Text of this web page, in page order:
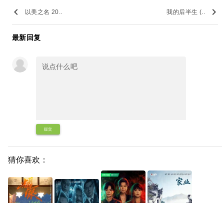
keyboard_arrow_left 以美之名 20.. 我的后半生 (.. keyboard_arrow_right
最新回复
提交
猜你喜欢：